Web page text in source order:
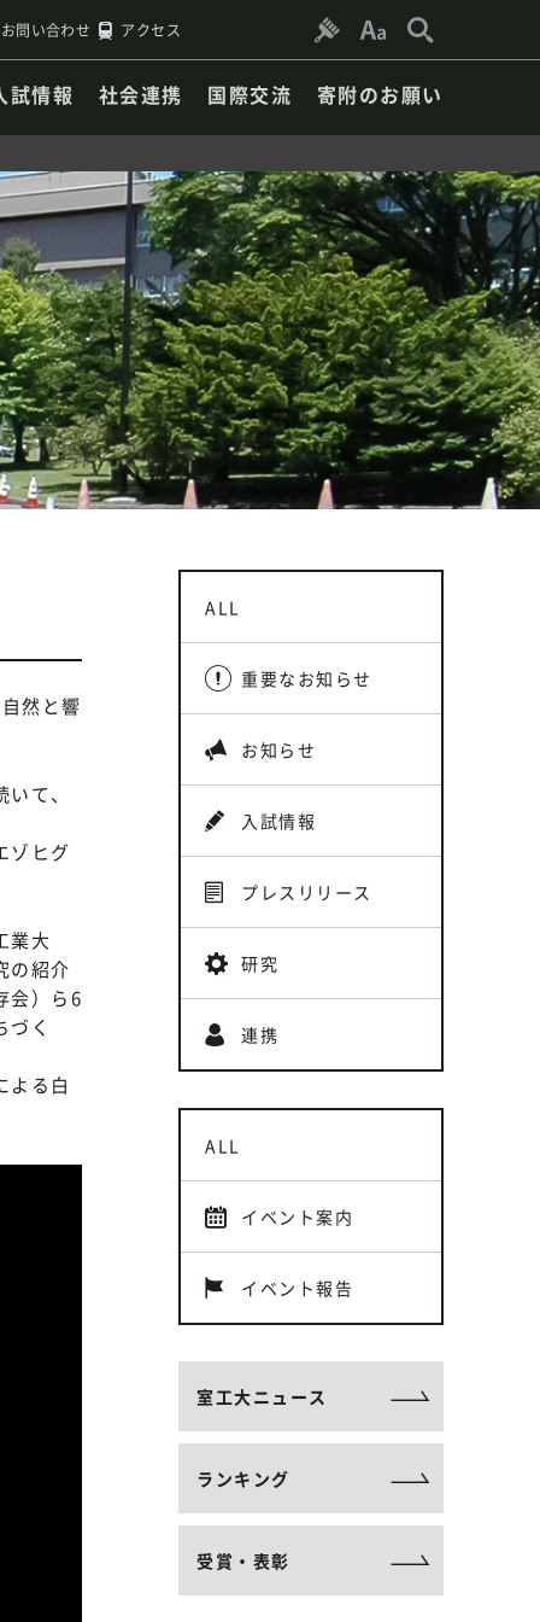
お問い合わせ アクセス
試情報 社会連携 国際交流 寄附のお願い
然と響
て、
ゾヒグ
業大
の紹介
会）ら6
く
よる白
ALL
重要なお知らせ
お知らせ
入試情報
プレスリリース
研究
連携
ALL
イベント案内
イベント報告
室工大ニュース
ランキング
受賞・表彰